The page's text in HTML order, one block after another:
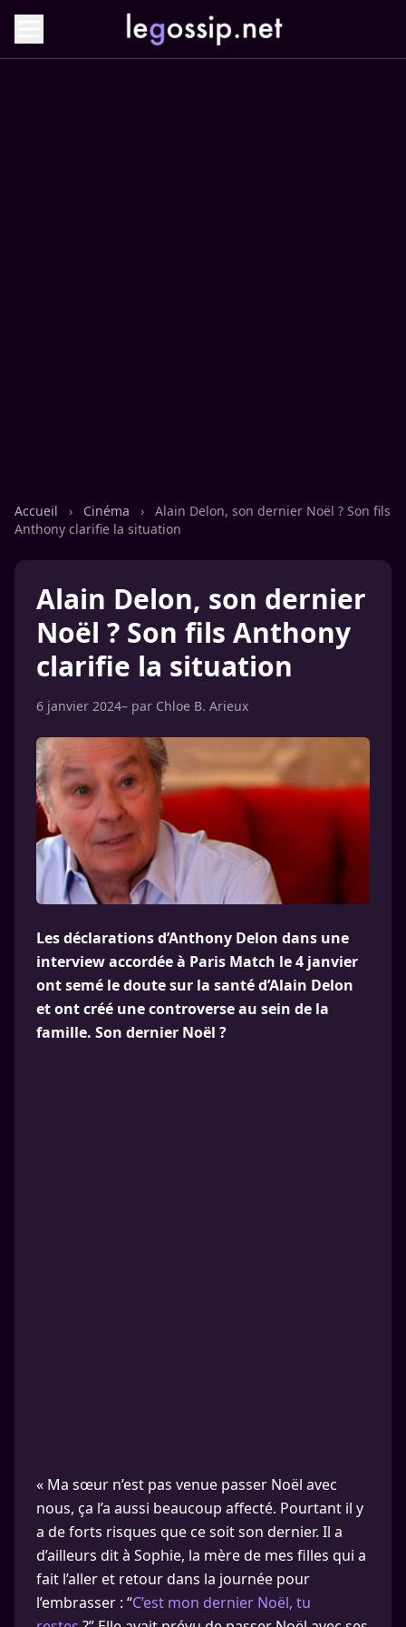
Accueil › Cinéma ›
Alain Delon, son dernier Noël ? Son fils
Anthony clarifie la situation
Alain Delon, son dernier
Noël ? Son fils Anthony
clarifie la situation
6 janvier 2024– par Chloe B. Arieux
Les déclarations d’Anthony Delon dans une
interview accordée à Paris Match le 4 janvier
ont semé le doute sur la santé d’Alain Delon
et ont créé une controverse au sein de la
famille. Son dernier Noël ?
« Ma sœur n’est pas venue passer Noël avec
nous, ça l’a aussi beaucoup affecté. Pourtant il y
a de forts risques que ce soit son dernier. Il a
d’ailleurs dit à Sophie, la mère de mes filles qui a
fait l’aller et retour dans la journée pour
l’embrasser : “C’est mon dernier Noël, tu